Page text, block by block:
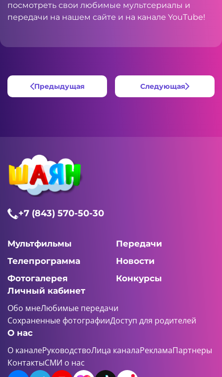
посмотреть свои любимые мультсериалы и
передачи на нашем сайте и на канале YouTube!
Предыдущая Следующая
+7 (843) 570-50-30
Мультфильмы
Передачи
Телепрограмма
Новости
Фотогалерея
Конкурсы
Личный кабинет
Обо мнеЛюбимые передачи
Сохраненные фотографииДоступ для родителей
О нас
О каналеРуководствоЛица каналаРекламаПартнеры
КонтактыСМИ о нас